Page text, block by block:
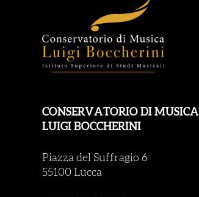
CONSERVATORIO DI MUSICA
LUIGI BOCCHERINI
Piazza del Suffragio 6
55100 Lucca